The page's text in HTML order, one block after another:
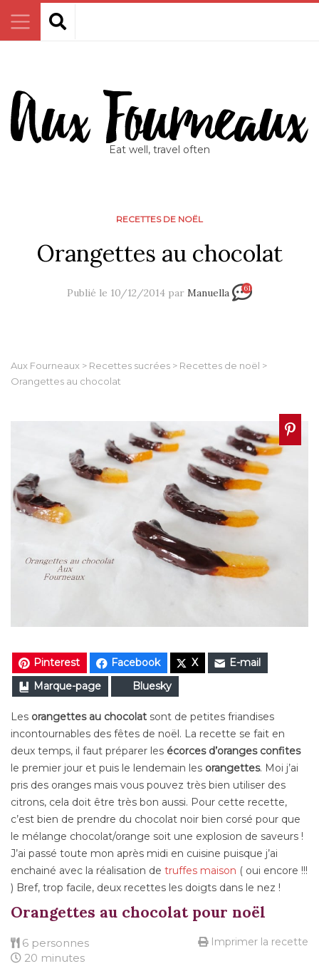
Eat well, travel often
RECETTES DE NOËL
Orangettes au chocolat
Publié le 10/12/2014 par Manuella 61
Aux Fourneaux > Recettes sucrées > Recettes de noël >
Orangettes au chocolat
Pinterest Facebook X
E-mail
Marque-page
Bluesky
Les orangettes au chocolat sont de petites friandises
incontournables des fêtes de noël. La recette se fait en
deux temps, il faut préparer les écorces d’oranges confites
le premier jour et puis le lendemain les orangettes. Moi j’ai
pris des oranges mais vous pouvez très bien utiliser des
citrons, cela doit être très bon aussi. Pour cette recette,
c’est bien de prendre du chocolat noir bien corsé pour que
le mélange chocolat/orange soit une explosion de saveurs !
J’ai passé toute mon après midi en cuisine puisque j’ai
enchainé avec la réalisation de truffes maison ( oui encore !!!
) Bref, trop facile, deux recettes les doigts dans le nez !
Orangettes au chocolat pour noël
6 personnes
20 minutes
Imprimer la recette